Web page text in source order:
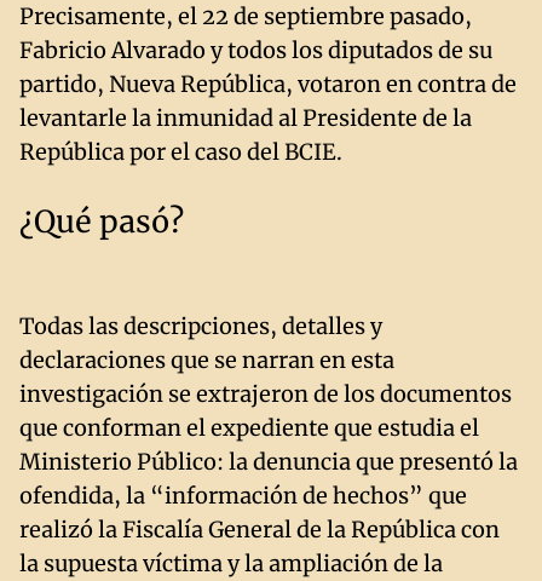
Precisamente, el 22 de septiembre pasado,
Fabricio Alvarado y todos los diputados de su
partido, Nueva República, votaron en contra de
levantarle la inmunidad al Presidente de la
República por el caso del BCIE.
¿Qué pasó?
Todas las descripciones, detalles y
declaraciones que se narran en esta
investigación se extrajeron de los documentos
que conforman el expediente que estudia el
Ministerio Público: la denuncia que presentó la
ofendida, la “información de hechos” que
realizó la Fiscalía General de la República con
la supuesta víctima y la ampliación de la